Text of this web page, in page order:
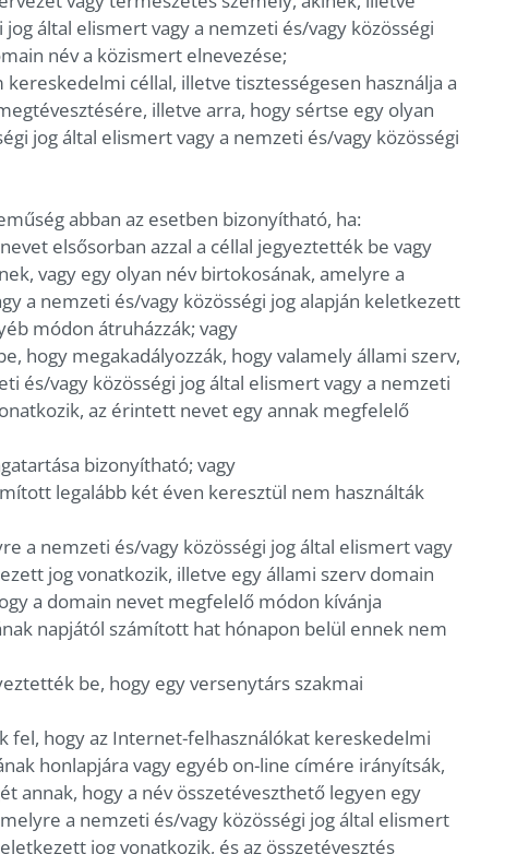
által elismert vagy a nemzeti és/vagy közösségi
név a közismert elnevezése;
céllal, illetve tisztességesen használja a
illetve arra, hogy sértse egy olyan
jog által elismert vagy a nemzeti és/vagy közösségi
abban az esetben bizonyítható, ha:
elsősorban azzal a céllal jegyeztették be vagy
vagy egy olyan név birtokosának, amelyre a
a nemzeti és/vagy közösségi jog alapján keletkezett
módon átruházzák; vagy
hogy megakadályozzák, hogy valamely állami szerv,
és/vagy közösségi jog által elismert vagy a nemzeti
az érintett nevet egy annak megfelelő
bizonyítható; vagy
legalább két éven keresztül nem használták
a nemzeti és/vagy közösségi jog által elismert vagy
jog vonatkozik, illetve egy állami szerv domain
a domain nevet megfelelő módon kívánja
napjától számított hat hónapon belül ennek nem
be, hogy egy versenytárs szakmai
fel, hogy az Internet-felhasználókat kereskedelmi
honlapjára vagy egyéb on-line címére irányítsák,
annak, hogy a név összetéveszthető legyen egy
a nemzeti és/vagy közösségi jog által elismert
jog vonatkozik, és az összetévesztés